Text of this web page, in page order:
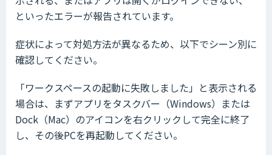
といったエラーが報告されています。
症状によって対処方法が異なるため、以下でシーン別に
確認してください。
「ワークスペースの起動に失敗しました」と表示される
場合は、まずアプリをタスクバー（Windows）または
Dock（Mac）のアイコンを右クリックして完全に終了
し、その後PCを再起動してください。